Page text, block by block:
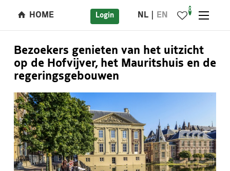
HOME Login NL EN
0
Bezoekers genieten van het uitzicht
op de Hofvijver, het Mauritshuis en de
regeringsgebouwen